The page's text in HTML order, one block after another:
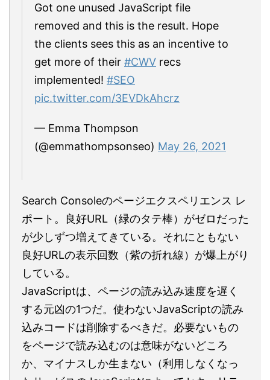
Got one unused JavaScript file
removed and this is the result. Hope
the clients sees this as an incentive to
get more of their #CWV recs
implemented! #SEO
pic.twitter.com/3EVDkAhcrz
— Emma Thompson
(@emmathompsonseo) May 26, 2021
Search Consoleのページエクスペリエンス レ
ポート。良好URL（緑のタテ棒）がゼロだった
が少しずつ増えてきている。それにともない
良好URLの表示回数（紫の折れ線）が爆上がり
している。
JavaScriptは、ページの読み込み速度を遅く
する元凶の1つだ。使わないJavaScriptの読み
込みコードは削除するべきだ。必要ないもの
をページで読み込むのは意味がないどころ
か、マイナスしか生まない（利用しなくなっ